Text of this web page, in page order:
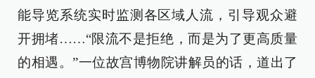
能导览系统实时监测各区域人流，引导观众避
开拥堵……“限流不是拒绝，而是为了更高质量
的相遇。”一位故宫博物院讲解员的话，道出了